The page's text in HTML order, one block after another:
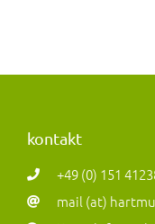
kontakt
+49 (0) 151
mail (at)